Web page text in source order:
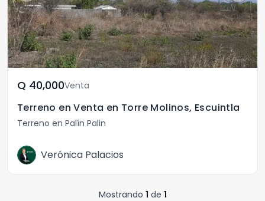
Q	40,000Venta
Terreno en Venta en Torre Molinos, Escuintla
Terreno en Palín Palin
Verónica Palacios
Mostrando 1 de 1